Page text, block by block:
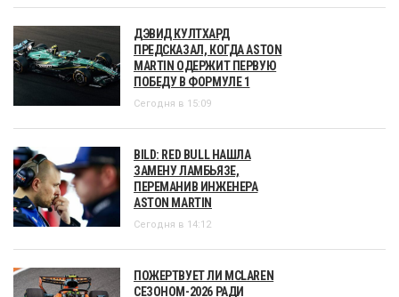
ДЭВИД КУЛТХАРД
ПРЕДСКАЗАЛ, КОГДА ASTON
MARTIN ОДЕРЖИТ ПЕРВУЮ
ПОБЕДУ В ФОРМУЛЕ 1
Сегодня в 15:09
BILD: RED BULL НАШЛА
ЗАМЕНУ ЛАМБЬЯЗЕ,
ПЕРЕМАНИВ ИНЖЕНЕРА
ASTON MARTIN
Сегодня в 14:12
ПОЖЕРТВУЕТ ЛИ MCLAREN
СЕЗОНОМ-2026 РАДИ